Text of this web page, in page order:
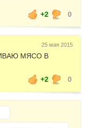
+2
0
25 мая 2015
МЯСО В
+2
0